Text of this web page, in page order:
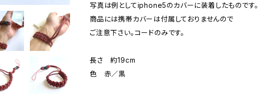
写真は例としてiphone5のカバーに装着したものです。
商品には携帯カバーは付属しておりませんので
ご注意下さい。コードのみです。
長さ 約19cm
色 赤／黒